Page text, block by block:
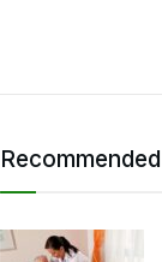
Recommended